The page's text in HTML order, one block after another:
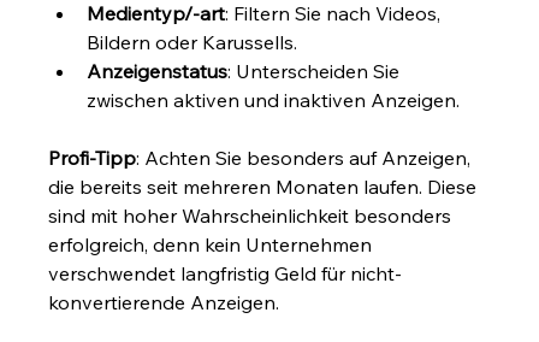
Medientyp/-art: Filtern Sie nach Videos,
Bildern oder Karussells.
Anzeigenstatus: Unterscheiden Sie
zwischen aktiven und inaktiven Anzeigen.
Profi-Tipp: Achten Sie besonders auf Anzeigen,
die bereits seit mehreren Monaten laufen. Diese
sind mit hoher Wahrscheinlichkeit besonders
erfolgreich, denn kein Unternehmen
verschwendet langfristig Geld für nicht-
konvertierende Anzeigen.